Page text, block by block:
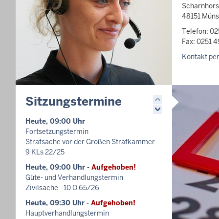
48151
Telefon:
Fax: 0251
Kontakt
Sitzungstermine
Heute, 09:00 Uhr
Fortsetzungstermin
Strafsache vor der Großen Strafkammer -
9 KLs 22/25
Heute, 09:00 Uhr - Aufgehoben!
Güte- und Verhandlungstermin
Zivilsache - 10 O 65/26
Heute, 09:30 Uhr - Aufgehoben!
Hauptverhandlungstermin